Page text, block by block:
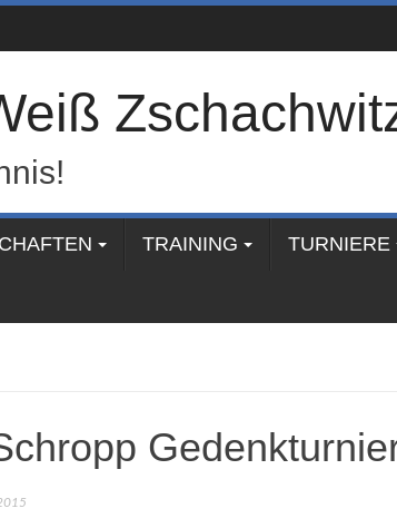
TRAINING TURNIERE